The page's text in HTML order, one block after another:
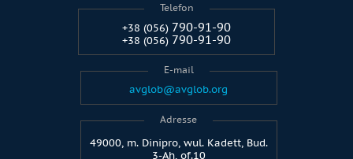
Telefon
+38 (056) 790-91-90
+38 (056) 790-91-90
E-mail
avglob@avglob.org
Adresse
49000, m. Dinipro, wul. Kadett, Bud.
3-Ah, of.10